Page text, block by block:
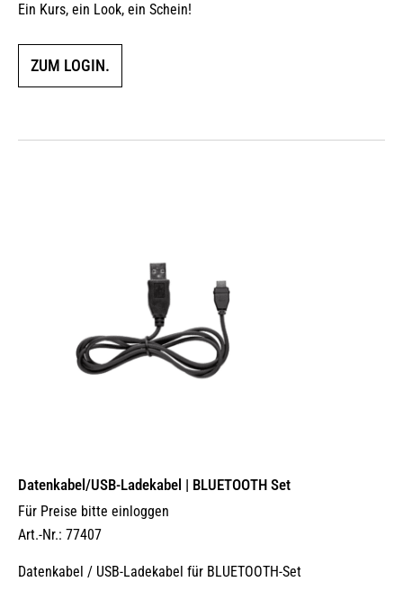
Ein Kurs, ein Look, ein Schein!
ZUM LOGIN.
Datenkabel/USB-Ladekabel | BLUETOOTH Set
Für Preise bitte einloggen
Art.-Nr.: 77407
Datenkabel / USB-Ladekabel für BLUETOOTH-Set